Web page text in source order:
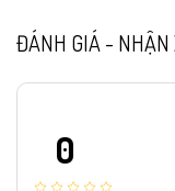
ĐÁNH GIÁ - NHẬN
0